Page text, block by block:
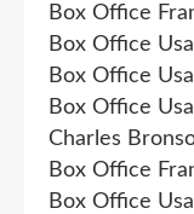
Box Office
Box Office
Box Office
Box Office
Charles
Box Office
Box Office